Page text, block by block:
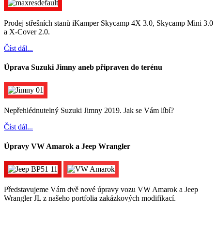
Prodej střešních stanů iKamper Skycamp 4X 3.0, Skycamp Mini 3.0
a X-Cover 2.0.
Číst dál...
Úprava Suzuki Jimny aneb připraven do terénu
Nepřehlédnutelný Suzuki Jimny 2019. Jak se Vám líbí?
Číst dál...
Úpravy VW Amarok a Jeep Wrangler
Představujeme Vám dvě nové úpravy vozu VW Amarok a Jeep
Wrangler JL z našeho portfolia zakázkových modifikací.